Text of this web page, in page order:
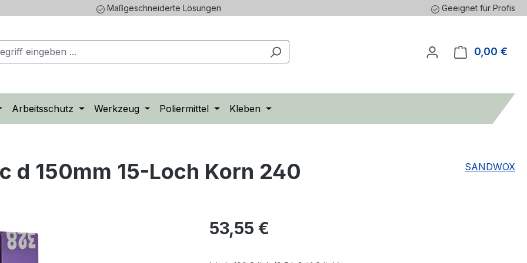
Maßgeschneiderte Lösungen Geeignet für Profis
0,00 €
Arbeitsschutz Werkzeug Poliermittel Kleben
d 150mm 15-Loch Korn 240 SANDWOX
Regulärer Preis:
53,55 €